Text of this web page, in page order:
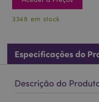
3348 em stock
Especificações do
Descrição do